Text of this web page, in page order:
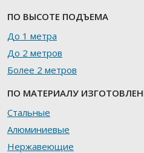
ПО ВЫСОТЕ ПОДЪЕМА
До 1 метра
До 2 метров
Более 2 метров
ПО МАТЕРИАЛУ
Стальные
Алюминиевые
Нержавеющие